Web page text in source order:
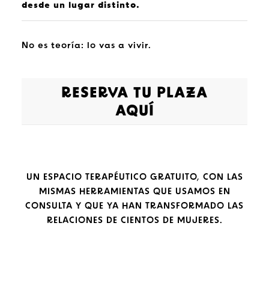
desde un lugar distinto.
No es teoría: lo vas a vivir.
RESERVA TU PLAZA
AQUÍ
UN ESPACIO TERAPÉUTICO GRATUITO, CON LAS
MISMAS HERRAMIENTAS QUE USAMOS EN
CONSULTA Y QUE YA HAN TRANSFORMADO LAS
RELACIONES DE CIENTOS DE MUJERES.